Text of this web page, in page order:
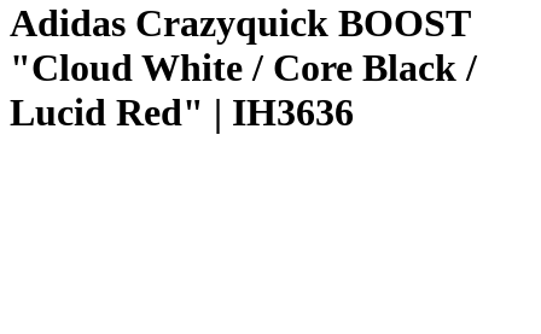
Adidas Crazyquick BOOST
"Cloud White / Core Black /
Lucid Red" | IH3636